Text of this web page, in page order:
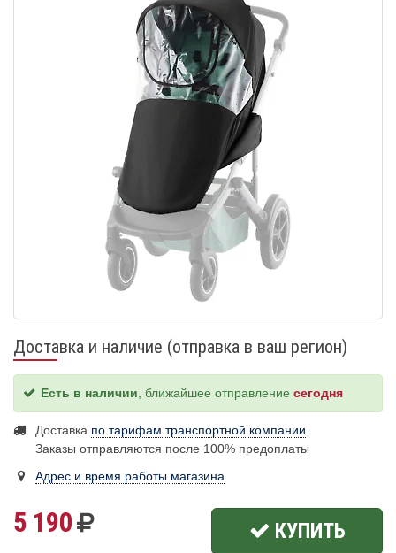
Доставка и наличие (отправка в ваш регион)
Есть в наличии , ближайшее отправление сегодня
Доставка по тарифам транспортной компании
Заказы отправляются после 100% предоплаты
Адрес и время работы магазина
5 190 КУПИТЬ